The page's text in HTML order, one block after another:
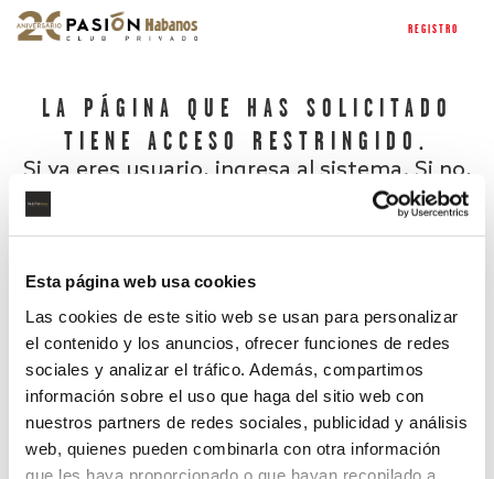
Esta página web usa cookies
Las cookies de este sitio web se usan para personalizar
el contenido y los anuncios, ofrecer funciones de redes
sociales y analizar el tráfico. Además, compartimos
información sobre el uso que haga del sitio web con
nuestros partners de redes sociales, publicidad y análisis
web, quienes pueden combinarla con otra información
que les haya proporcionado o que hayan recopilado a
REGISTRO
LA PÁGINA QUE HAS SOLICITADO
TIENE ACCESO RESTRINGIDO.
Si ya eres usuario, ingresa al sistema. Si no,
¿Has olvidado tu contraseña?